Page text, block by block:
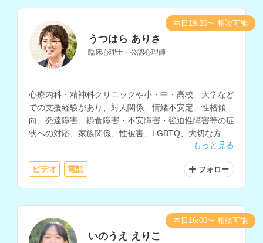
うつはら ありさ
臨床心理士・公認心理師
心療内科・精神科クリニックや小・中・高校、大学など
での支援経験があり、対人関係、情緒不安定、性格傾
向、発達障害、摂食障害・不安障害・強迫性障害等の症
状への対応、家族関係、性被害、LGBTQ、大切な方を
亡くした方のサポート、子育てなど、様々な相談に対応
されているカウンセラーさんです。
もっと見る
ビデオ 電話 フォロー
本日19:30〜 相談可能
いのうえ えりこ
本日16:00〜 相談可能